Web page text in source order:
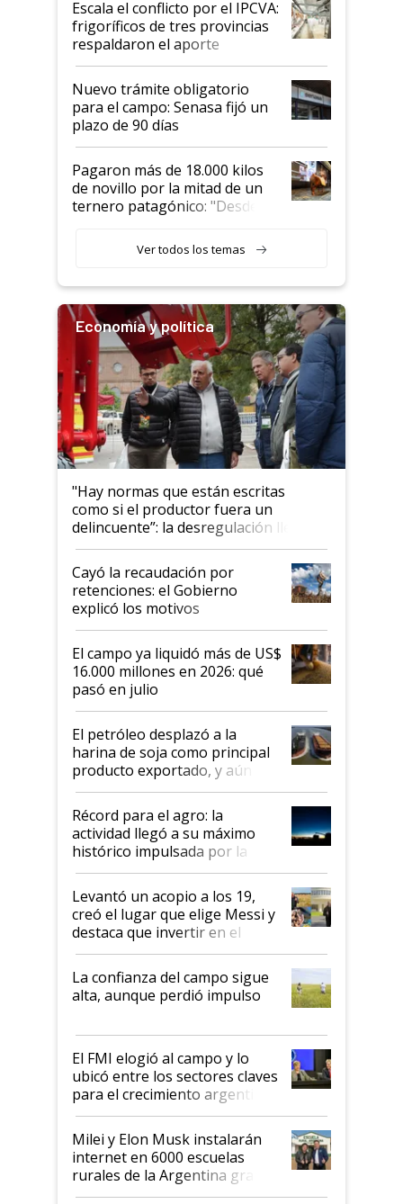
animales: "Mientras me
descalificaban, yo seguí
haciendo currículum"
Escala el conflicto por el IPCVA:
frigoríficos de tres provincias
respaldaron el aporte
obligatorio
Nuevo trámite obligatorio
para el campo: Senasa fijó un
plazo de 90 días
Pagaron más de 18.000 kilos
de novillo por la mitad de un
ternero patagónico: "Desde
llamar la atención"
Ver todos los temas
Economía y política
"Hay normas que están escritas
como si el productor fuera un
delincuente”: la desregulación llegó
al Congreso Aapresid y hasta se
habló del financiamiento al IPCVA
Cayó la recaudación por
retenciones: el Gobierno
explicó los motivos
El campo ya liquidó más de US$
16.000 millones en 2026: qué
pasó en julio
El petróleo desplazó a la
harina de soja como principal
producto exportado, y aún así
el agro aportó casi seis de cada
diez dólares y sostuvo el
liderazgo en un semestre
récord
Récord para el agro: la
actividad llegó a su máximo
histórico impulsada por la
cosecha y las exportaciones
Levantó un acopio a los 19,
creó el lugar que elige Messi y
destaca que invertir en el
kirchnerismo era como "darle
plata a un hijo para droga":
Juan Félix Rossetti, el libertario
que de una dura crisis salió
de Milei
La confianza del campo sigue
alta, aunque perdió impulso
El FMI elogió al campo y lo
ubicó entre los sectores claves
para el crecimiento argentino
Milei y Elon Musk instalarán
internet en 6000 escuelas
rurales de la Argentina gracias
a un acuerdo con Starlink